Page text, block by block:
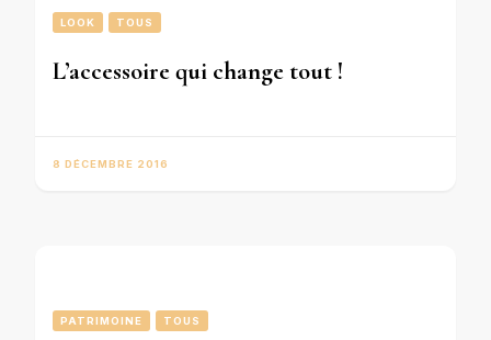
LOOK TOUS
L’accessoire qui change tout !
8 DÉCEMBRE 2016
PATRIMOINE TOUS